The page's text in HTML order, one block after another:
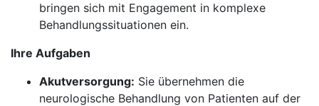
bringen sich mit Engagement in komplexe
Behandlungssituationen ein.
Ihre Aufgaben
Akutversorgung: Sie übernehmen die
neurologische Behandlung von Patienten auf der